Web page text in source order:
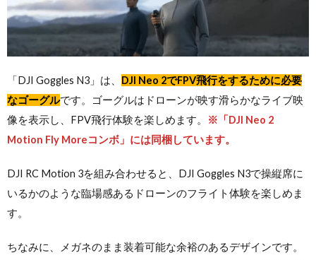
「DJI Goggles N3」は、 DJI Neo 2でFPV飛行をするために必要
なゴーグルです。ゴーグルはドローンが映す滑らかなライブ映
像を表示し、FPV飛行体験を楽しめます。
※「DJI Neo 2
Motion Fly Moreコンボ」には同梱しています。
DJI RC Motion 3を組み合わせると、DJI Goggles N3で操縦席に
いるかのような臨場感あるドローンのフライト体験を楽しめま
す。
ちなみに、メガネのまま装着可能な余裕のあるデザインです。